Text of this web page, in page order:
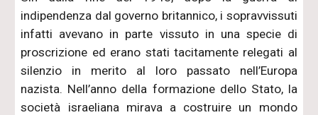
indipendenza dal governo britannico, i sopravvissuti
infatti avevano in parte vissuto in una specie di
proscrizione ed erano stati tacitamente relegati al
silenzio in merito al loro passato nell’Europa
nazista. Nell’anno della formazione dello Stato, la
società israeliana mirava a costruire un mondo